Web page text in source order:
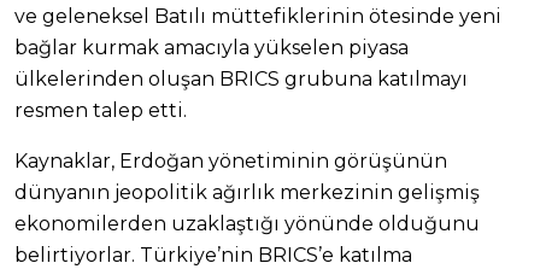
ve geleneksel Batılı müttefiklerinin ötesinde yeni
bağlar kurmak amacıyla yükselen piyasa
ülkelerinden oluşan BRICS grubuna katılmayı
resmen talep etti.
Kaynaklar, Erdoğan yönetiminin görüşünün
dünyanın jeopolitik ağırlık merkezinin gelişmiş
ekonomilerden uzaklaştığı yönünde olduğunu
belirtiyorlar. Türkiye’nin BRICS’e katılma